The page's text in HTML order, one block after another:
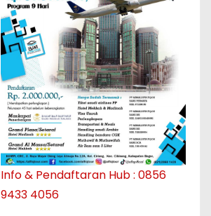
Info & Pendaftaran Hub : 0856
9433 4056